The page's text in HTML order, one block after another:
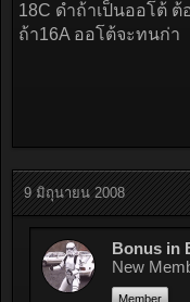
18C ดำถ้าเป็นออโต้ ต้
ถ้า16A ออโต้จะทนก่า
9 มิถุนายน 2008
Bonus in
New
Member